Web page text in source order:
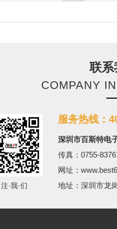
联系
COMPANY
·我·们
服务热线：
深圳市百斯特电
传真：0755-
网址：
地址：深圳市龙